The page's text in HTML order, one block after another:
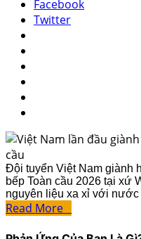
Facebook
Twitter
Đội tuyển Việt Nam giành
bếp Toàn cầu 2026 tại xứ
nguyên liệu xa xỉ với nước
Read More